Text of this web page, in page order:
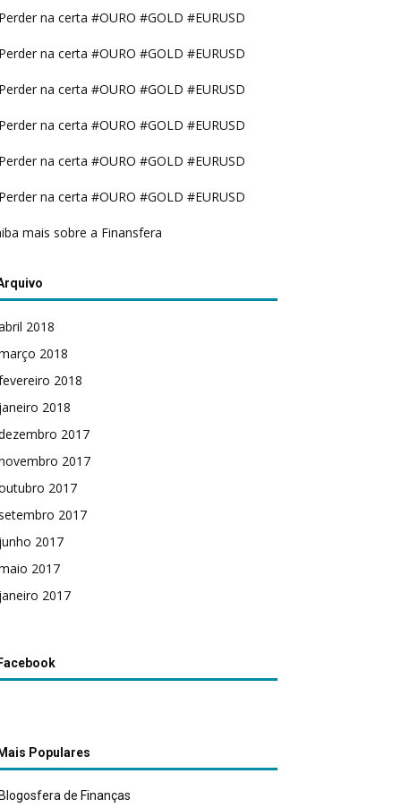
Perder na certa #OURO #GOLD #EURUSD
Perder na certa #OURO #GOLD #EURUSD
Perder na certa #OURO #GOLD #EURUSD
Perder na certa #OURO #GOLD #EURUSD
Perder na certa #OURO #GOLD #EURUSD
Perder na certa #OURO #GOLD #EURUSD
mais sobre a Finansfera
2018
2018
2018
janeiro 2018
2017
2017
2017
2017
junho 2017
2017
janeiro 2017
Facebook
Mais Populares
Blogosfera de Finanças